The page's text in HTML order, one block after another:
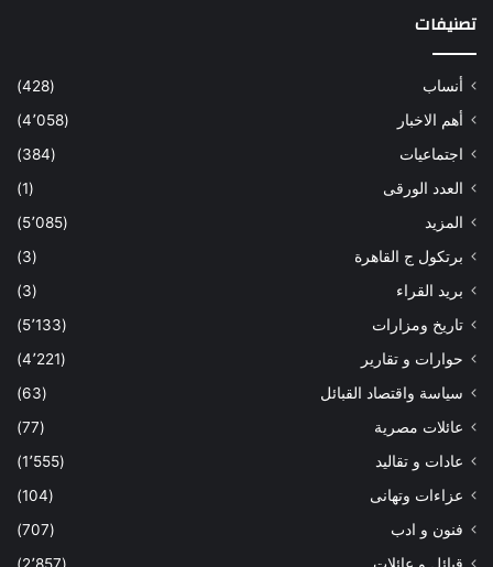
تصنيفات
أنساب
(428)
أهم الاخبار
(4٬058)
اجتماعيات
(384)
العدد الورقى
(1)
المزيد
(5٬085)
برتكول ج القاهرة
(3)
بريد القراء
(3)
تاريخ ومزارات
(5٬133)
حوارات و تقارير
(4٬221)
سياسة واقتصاد القبائل
(63)
عائلات مصرية
(77)
عادات و تقاليد
(1٬555)
عزاءات وتهانى
(104)
فنون و ادب
(707)